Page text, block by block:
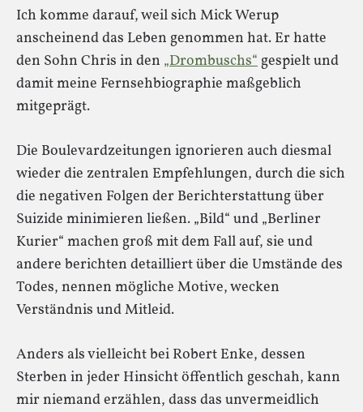
Ich komme darauf, weil sich Mick Werup
anscheinend das Leben genommen hat. Er hatte
den Sohn Chris in den „Drombuschs“gespielt und
damit meine Fernsehbiographie maßgeblich
mitgeprägt.
Die Boulevardzeitungen ignorieren auch diesmal
wieder die zentralen Empfehlungen, durch die sich
die negativen Folgen der Berichterstattung über
Suizide minimieren ließen. „Bild“ und „Berliner
Kurier“ machen groß mit dem Fall auf, sie und
andere berichten detailliert über die Umstände des
Todes, nennen mögliche Motive, wecken
Verständnis und Mitleid.
Anders als vielleicht bei Robert Enke, dessen
Sterben in jeder Hinsicht öffentlich geschah, kann
mir niemand erzählen, dass das unvermeidlich